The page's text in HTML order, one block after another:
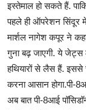
इस्तेमाल हो सकते हैं.
पहले ही ऑपरेशन सिंदूर
मार्शल नागेश कपूर ने
गुना बढ़ जाएगी. ये
हथियारों से लैस हैं. इससे
करना आसान होगा.पी-
अब बात पी-8आई